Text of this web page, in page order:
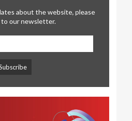
about the website, please
to our newsletter.